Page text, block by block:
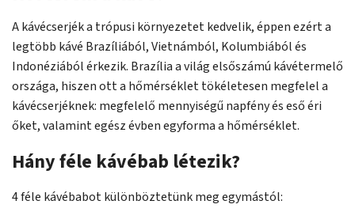
A kávécserjék a trópusi környezetet kedvelik, éppen ezért a
legtöbb kávé Brazíliából, Vietnámból, Kolumbiából és
Indonéziából érkezik. Brazília a világ elsőszámú kávétermelő
országa, hiszen ott a hőmérséklet tökéletesen megfelel a
kávécserjéknek: megfelelő mennyiségű napfény és eső éri
őket, valamint egész évben egyforma a hőmérséklet.
Hány féle kávébab létezik?
4 féle kávébabot különböztetünk meg egymástól: